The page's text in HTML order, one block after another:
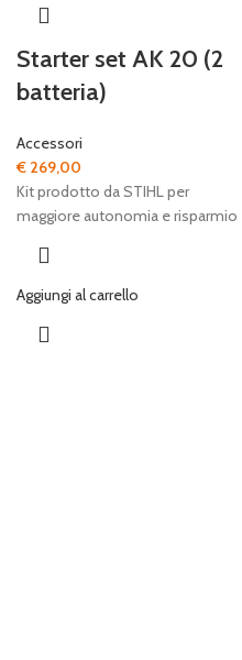
Starter set AK 20 (2
batteria)
Accessori
€ 269,00
Kit prodotto da STIHL per
maggiore autonomia e risparmio
Aggiungi al carrello